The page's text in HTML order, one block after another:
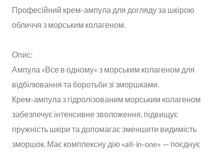
Професійний крем-ампула для догляду за шкірою
обличчя з морським колагеном.
Опис:
Ампула «Все в одному» з морським колагеном для
відбілювання та боротьби зі зморшками.
Крем-ампула з гідролізованим морським колагеном
забезпечує інтенсивне зволоження, підвищує
пружність шкіри та допомагає зменшити видимість
зморшок. Має комплексну дію «all-in-one» — поєднує